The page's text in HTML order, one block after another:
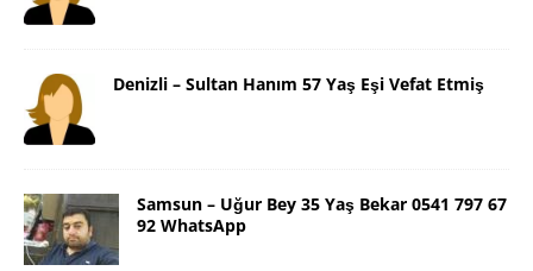
Denizli – Sultan Hanım 57 Yaş Eşi Vefat Etmiş
Samsun – Uğur Bey 35 Yaş Bekar 0541 797 67
92 WhatsApp